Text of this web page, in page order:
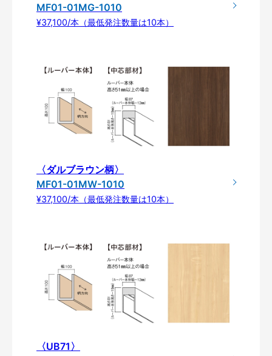
MF01-01MG-1010
¥37,100/本（最低発注数量は10本）
〈ダルブラウン柄〉
MF01-01MW-1010
¥37,100/本（最低発注数量は10本）
〈UB71〉